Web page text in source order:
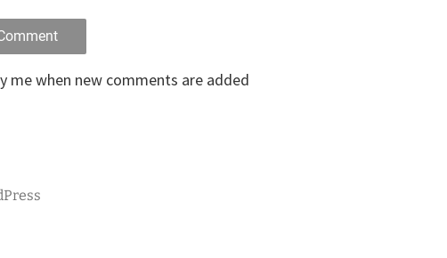
me when new comments are added